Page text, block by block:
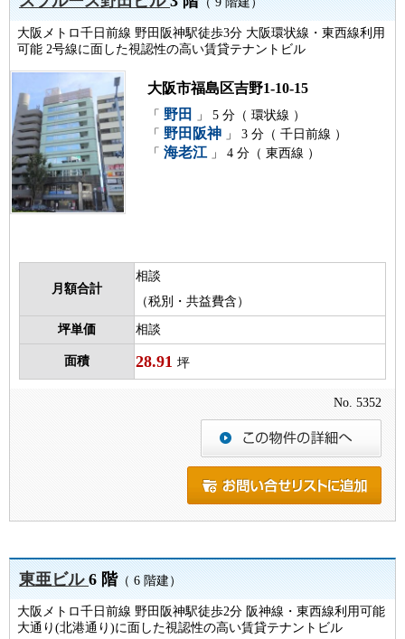
大阪メトロ千日前線 野田阪神駅徒歩3分 大阪環状線・東西線利用
可能 2号線に面した視認性の高い賃貸テナントビル
大阪市福島区吉野1-10-15
「 野田
」 5 分（ 環状線 ）
「
野田阪神 」 3 分（ 千日前線 ）
「 海老江 」 4 分（ 東西線 ）
月額合計
相談
（税別・共益費含）
坪単価 相談
面積 28.91 坪
No. 5352
東亜ビル6 階（ 6 階建）
大阪メトロ千日前線 野田阪神駅徒歩2分 阪神線・東西線利用可能
大通り(北港通り)に面した視認性の高い賃貸テナントビル